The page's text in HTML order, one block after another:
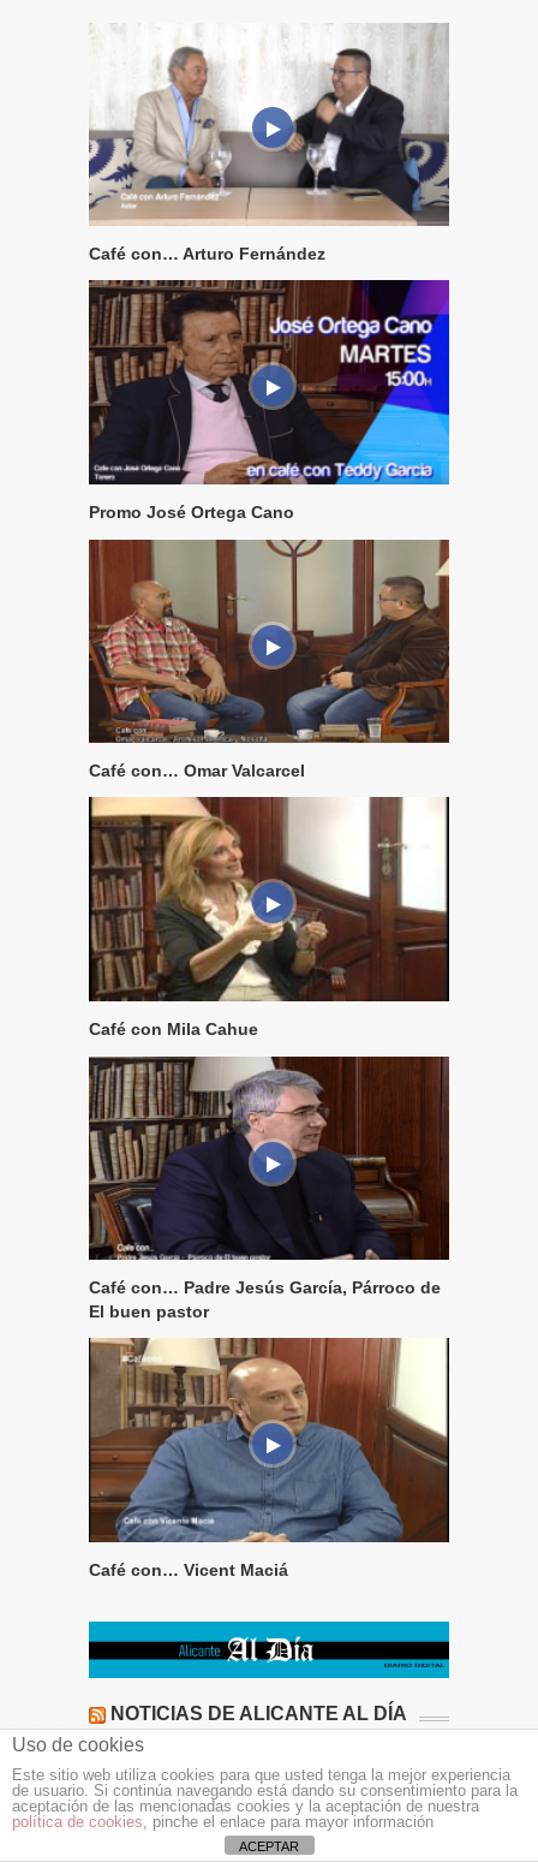
Café con… Arturo Fernández
Promo José Ortega Cano
Café con… Omar Valcarcel
Café con Mila Cahue
Café con… Padre Jesús García, Párroco de
El buen pastor
Café con… Vicent Maciá
NOTICIAS DE ALICANTE AL DÍA
l’Ensemble le Muse y el jazz a la Ermita con «Baila la
lluvia con Ana Pereira Quartet» en Finestrat
Santa Pola recibe de la Generalitat Valenciana cien
mil euros para restaurar la torre del reloj
Uso de cookies
Este sitio web utiliza cookies para que usted tenga la mejor experiencia
de usuario. Si continúa navegando está dando su consentimiento para la
aceptación de las mencionadas cookies y la aceptación de nuestra
política de cookies, pinche el enlace para mayor información
ACEPTAR